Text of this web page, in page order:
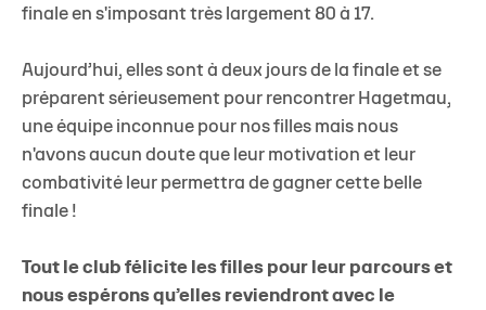
finale en s'imposant très largement 80 à 17.
Aujourd’hui, elles sont à deux jours de la finale et se
préparent sérieusement pour rencontrer Hagetmau,
une équipe inconnue pour nos filles mais nous
n'avons aucun doute que leur motivation et leur
combativité leur permettra de gagner cette belle
finale !
Tout le club félicite les filles pour leur parcours et
nous espérons qu’elles reviendront avec le